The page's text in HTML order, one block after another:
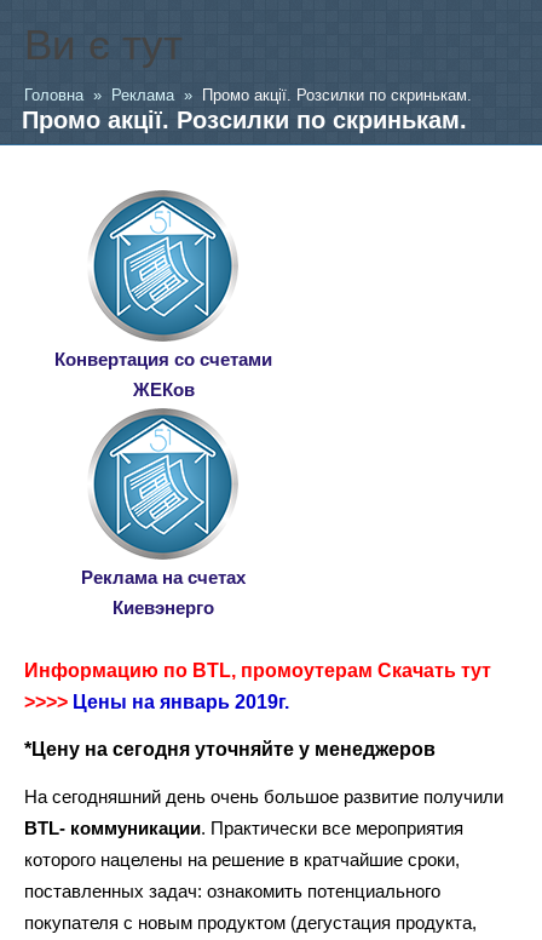
Ви є тут
Головна » Реклама » Промо акції. Розсилки по скринькам.
Промо акції. Розсилки по скринькам.
Конвертация со счетами
ЖЕКов
Реклама на счетах
Киевэнерго
Информацию по BTL, промоутерам Скачать тут
>>>> Цены на январь 2019г.
*Цену на сегодня уточняйте у менеджеров
На сегодняшний день очень большое развитие получили
BTL- коммуникации. Практически все мероприятия
которого нацелены на решение в кратчайшие сроки,
поставленных задач: ознакомить потенциального
покупателя с новым продуктом (дегустация продукта,